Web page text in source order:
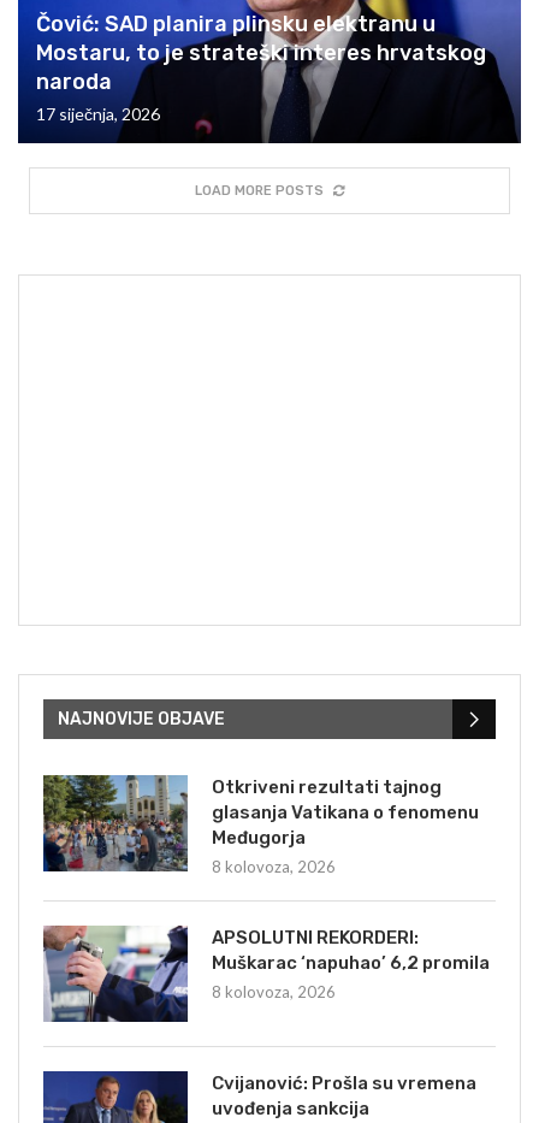
Čović: SAD planira plinsku elektranu u
Mostaru, to je strateški interes hrvatskog
naroda
17 siječnja, 2026
LOAD MORE POSTS
NAJNOVIJE OBJAVE
Otkriveni rezultati tajnog
glasanja Vatikana o fenomenu
Međugorja
8 kolovoza, 2026
APSOLUTNI REKORDERI:
Muškarac ‘napuhao’ 6,2 promila
8 kolovoza, 2026
Cvijanović: Prošla su vremena
uvođenja sankcija